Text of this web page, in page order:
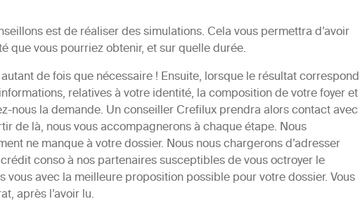
est de réaliser des simulations. Cela vous permettra d’avoir
que vous pourriez obtenir, et sur quelle durée.
de fois que nécessaire ! Ensuite, lorsque le résultat correspond
relatives à votre identité, la composition de votre foyer et
nous la demande. Un conseiller Crefilux prendra alors contact avec
de là, nous vous accompagnerons à chaque étape. Nous
ne manque à votre dossier. Nous nous chargerons d’adresser
conso à nos partenaires susceptibles de vous octroyer le
vous avec la meilleure proposition possible pour votre dossier. Vous
après l’avoir lu.